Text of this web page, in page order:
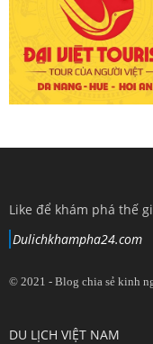
Like để khám phá thế
Dulichkhampha24.com
© 2021 - Blog chia sẻ kinh
DU LỊCH VIỆT NAM